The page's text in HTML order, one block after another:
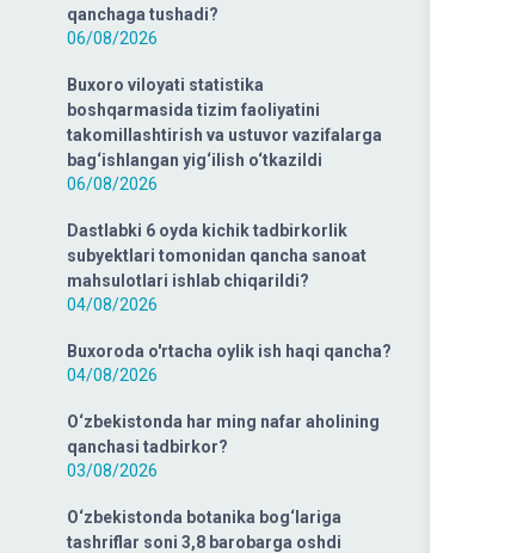
qanchaga tushadi?
06/08/2026
Buxoro viloyati statistika
boshqarmasida tizim faoliyatini
takomillashtirish va ustuvor vazifalarga
bag‘ishlangan yig‘ilish o‘tkazildi
06/08/2026
Dastlabki 6 oyda kichik tadbirkorlik
subyektlari tomonidan qancha sanoat
mahsulotlari ishlab chiqarildi?
04/08/2026
Buxoroda o'rtacha oylik ish haqi qancha?
04/08/2026
O‘zbekistonda har ming nafar aholining
qanchasi tadbirkor?
03/08/2026
O‘zbekistonda botanika bog‘lariga
tashriflar soni 3,8 barobarga oshdi